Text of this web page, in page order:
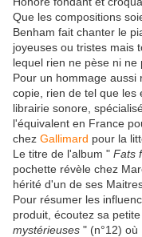
Que les compositions
Benham fait chanter le
joyeuses ou tristes mais
lequel rien ne pèse ni ne
Pour un hommage aussi
copie, rien de tel que les
librairie sonore,
l'équivalent en France
chez Gallimard pour la
Le titre de l'album " Fats
pochette révèle chez
hérité d'un de ses
Pour résumer les
produit, écoutez sa
mystérieuses " (n°12) où